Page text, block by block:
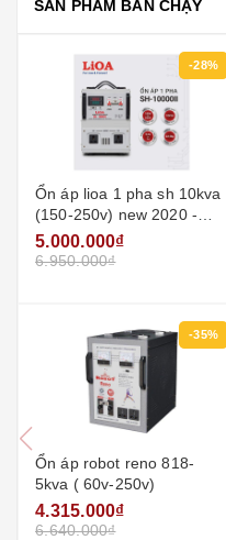
SẢN PHẨM BÁN CHẠY
-28%
Ổn áp lioa 1 pha sh 10kva
(150-250v) new 2020 -
đồng hồ điện tử
5.000.000₫
6.950.000₫
-35%
Ổn áp robot reno 818-
5kva ( 60v-250v)
4.315.000₫
6.640.000₫